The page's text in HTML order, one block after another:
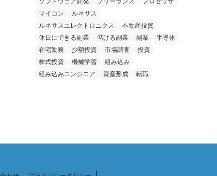
マイコン
ルネサス
ルネサスエレクトロニクス
不動産投資
休日にできる副業
儲ける副業 副業
半導体
在宅勤務
少額投資 市場調査
投資
株式投資
機械学習
組み込み
組み込みエンジニア
資産形成 転職